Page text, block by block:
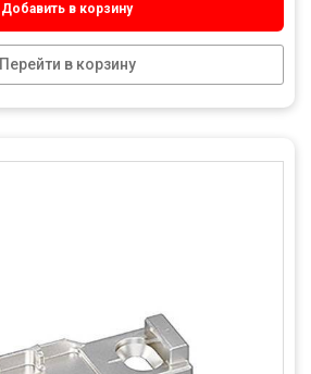
Добавить в корзину
Перейти в корзину